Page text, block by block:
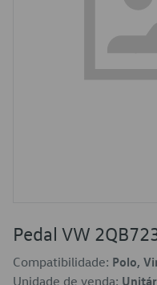
Pedal VW
Compatibilidade: Polo,
Unidade de venda: